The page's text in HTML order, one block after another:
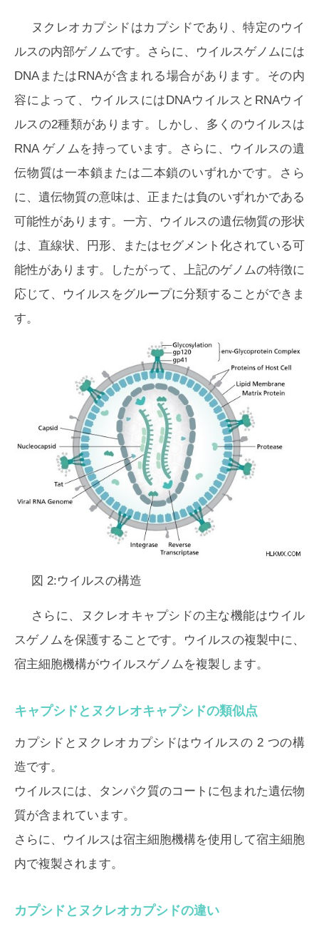
ヌクレオカプシドはカプシドであり、特定のウイ
ルスの内部ゲノムです。さらに、ウイルスゲノムには
DNAまたはRNAが含まれる場合があります。その内
容によって、ウイルスにはDNAウイルスとRNAウイ
ルスの2種類があります。しかし、多くのウイルスは
RNA ゲノムを持っています。さらに、ウイルスの遺
伝物質は一本鎖または二本鎖のいずれかです。さら
に、遺伝物質の意味は、正または負のいずれかである
可能性があります。一方、ウイルスの遺伝物質の形状
は、直線状、円形、またはセグメント化されている可
能性があります。したがって、上記のゲノムの特徴に
応じて、ウイルスをグループに分類することができま
す。
図 2:ウイルスの構造
さらに、ヌクレオキャプシドの主な機能はウイル
スゲノムを保護することです。ウイルスの複製中に、
宿主細胞機構がウイルスゲノムを複製します。
キャプシドとヌクレオキャプシドの類似点
カプシドとヌクレオカプシドはウイルスの 2 つの構
造です。
ウイルスには、タンパク質のコートに包まれた遺伝物
質が含まれています。
さらに、ウイルスは宿主細胞機構を使用して宿主細胞
内で複製されます。
カプシドとヌクレオカプシドの違い